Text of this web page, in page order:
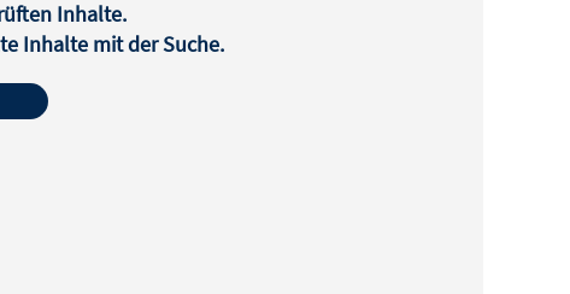
Inhalte.
Inhalte mit der Suche.